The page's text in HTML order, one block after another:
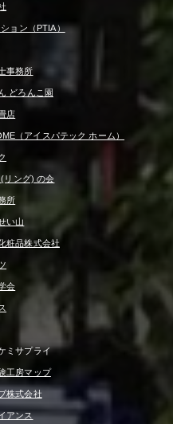
ョン（PTIA）
事務所
どろんこ園
店
（アイスパテック ホーム）
リング) の会
所
い山
粧品株式会社
会
ミサプライ
工房マップ
株式会社
アンス